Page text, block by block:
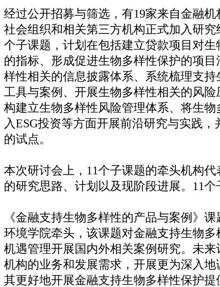
经过公开招募与筛选，有19家来自金融
社会组织和相关第三方机构正式加入研
个子课题，计划在包括建立贷款项目对
的指标、形成促进生物多样性保护的项
样性相关的信息披露体系、系统梳理支
工具与案例、开展生物多样性相关的风
构建立生物多样性风险管理体系、将生
入ESG投资等方面开展前沿研究与实践，
的试点。
本次研讨会上， 11个子课题的牵头机构
的研究思路、计划以及现阶段进展。 11个
《金融支持生物多样性的产品与案例》
环境学院牵头，该课题对金融支持生物
机遇管理开展国内外相关案例研究。未
机构的业务和发展需求，开展更为深入
其更好地开展金融支持生物多样性保护提